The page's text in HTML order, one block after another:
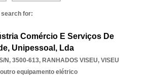
search for:
Comércio E Serviços De
Unipessoal, Lda
N, 3500-613, RANHADOS VISEU, VISEU
equipamento elétrico